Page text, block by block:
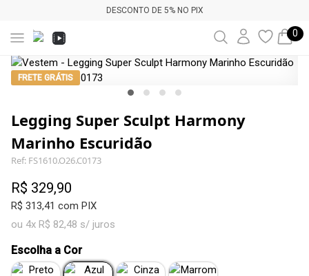
DESCONTO DE 5% NO PIX
0
FRETE GRÁTIS
Legging Super Sculpt Harmony
Marinho Escuridão
Ref: FS1610.O26.C0173
R$ 329,90
R$ 313,41 com PIX
ou 4x R$ 82,48 s/ juros
Escolha a Cor